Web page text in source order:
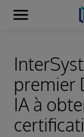
Skip to content
Menu
premier
IA à